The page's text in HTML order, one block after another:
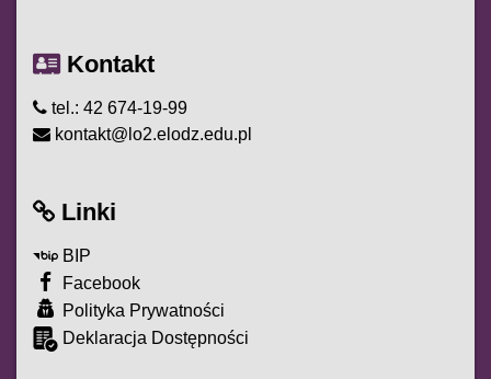
Kontakt
tel.: 42 674-19-99
kontakt@lo2.elodz.edu.pl
Linki
BIP
Facebook
Polityka Prywatności
Deklaracja Dostępności